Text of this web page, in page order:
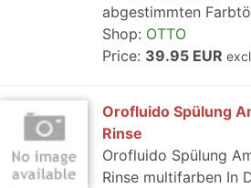
abgestimmten
Shop: OTTO
Price: 39.95 EUR
Orofluido Spülung
Rinse
Orofluido Spülung
Rinse multifarben In